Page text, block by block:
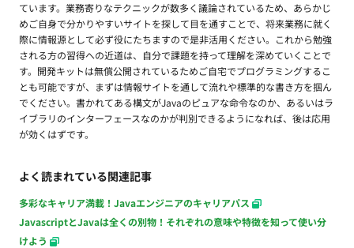
ています。業務寄りなテクニックが数多く議論されているため、あらかじ
めご自身で分かりやすいサイトを探して目を通すことで、将来業務に就く
際に情報源として必ず役にたちますので是非活用ください。これから勉強
される方の習得への近道は、自分で課題を持って理解を深めていくことで
す。開発キットは無償公開されているためご自宅でプログラミングするこ
とも可能ですが、まずは情報サイトを通して流れや標準的な書き方を掴ん
でください。書かれてある構文がJavaのピュアな命令なのか、あるいはラ
イブラリのインターフェースなのかが判別できるようになれば、後は応用
が効くはずです。
よく読まれている関連記事
多彩なキャリア満載！Javaエンジニアのキャリアパス
JavascriptとJavaは全くの別物！それぞれの意味や特徴を知って使い分
けよう